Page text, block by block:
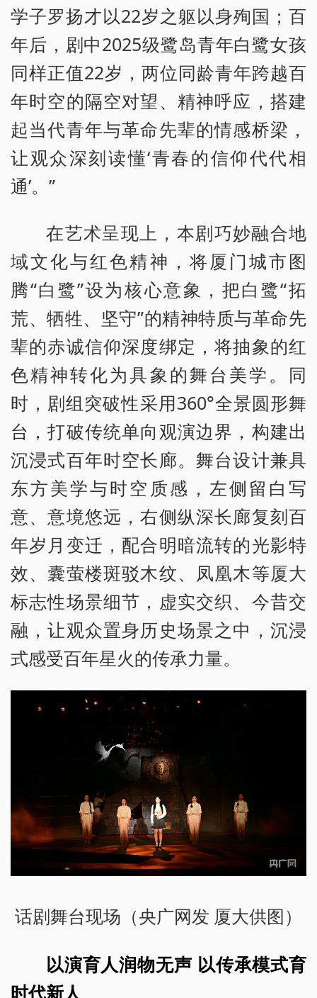
学子罗扬才以22岁之躯以身殉国；百
年后，剧中2025级鹭岛青年白鹭女孩
同样正值22岁，两位同龄青年跨越百
年时空的隔空对望、精神呼应，搭建
起当代青年与革命先辈的情感桥梁，
让观众深刻读懂‘青春的信仰代代相
通’。”
在艺术呈现上，本剧巧妙融合地
域文化与红色精神，将厦门城市图
腾“白鹭”设为核心意象，把白鹭“拓
荒、牺牲、坚守”的精神特质与革命先
辈的赤诚信仰深度绑定，将抽象的红
色精神转化为具象的舞台美学。同
时，剧组突破性采用360°全景圆形舞
台，打破传统单向观演边界，构建出
沉浸式百年时空长廊。舞台设计兼具
东方美学与时空质感，左侧留白写
意、意境悠远，右侧纵深长廊复刻百
年岁月变迁，配合明暗流转的光影特
效、囊萤楼斑驳木纹、凤凰木等厦大
标志性场景细节，虚实交织、今昔交
融，让观众置身历史场景之中，沉浸
式感受百年星火的传承力量。
话剧舞台现场（央广网发 厦大供图）
以演育人润物无声 以传承模式育
时代新人